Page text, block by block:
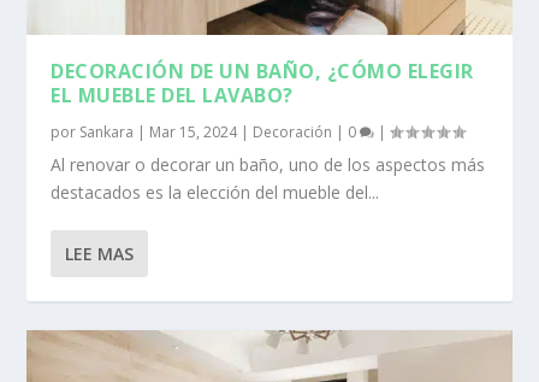
DECORACIÓN DE UN BAÑO, ¿CÓMO ELEGIR
EL MUEBLE DEL LAVABO?
por Sankara | Mar 15, 2024| Decoración | 0 |
Al renovar o decorar un baño, uno de los aspectos más
destacados es la elección del mueble del...
LEE MAS